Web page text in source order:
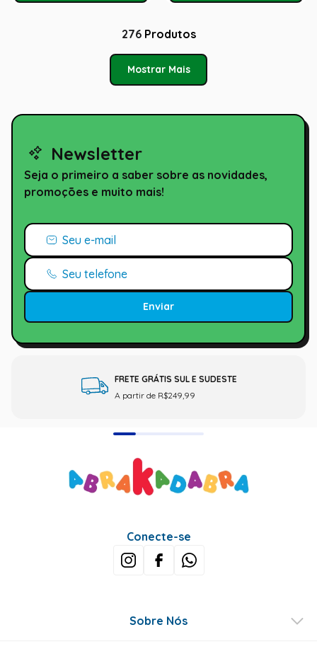
276 Produtos
Mostrar Mais
Newsletter
Seja o primeiro a saber sobre as novidades,
promoções e muito mais!
Enviar
FRETE GRÁTIS SUL E SUDESTE
A partir de R$249,99
Conecte-se
Sobre Nós